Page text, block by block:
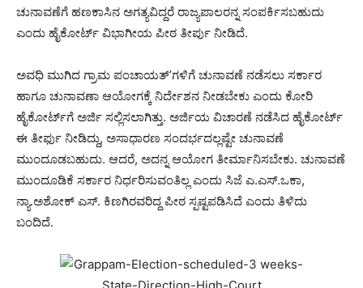
ಚುನಾವಣೆಗೆ ಹಣಕಾಸಿನ ಅಗತ್ಯವಿದ್ದರೆ ರಾಜ್ಯಪಾಲರನ್ನ ಸಂಪರ್ಕಿಸಬಹುದು
ಎಂದು ಹೈಕೋರ್ಟ್ ವಿಭಾಗೀಯ ಪೀಠ ತೀರ್ಪು ನೀಡಿದೆ.
ಅವಧಿ ಮುಗಿದ ಗ್ರಾಮ ಪಂಚಾಯತ್ʼಗಳಿಗೆ ಚುನಾವಣೆ ನಡೆಸಲು ಸರ್ಕಾರ
ಹಾಗೂ ಚುನಾವಣಾ ಆಯೋಗಕ್ಕೆ ನಿರ್ದೇಶನ ನೀಡಬೇಕು ಎಂದು ಕೋರಿ
ಹೈಕೋರ್ಟ್‌ಗೆ ಅರ್ಜಿ ಸಲ್ಲಿಸಲಾಗಿತ್ತು. ಅರ್ಜಿಯ ವಿಚಾರಣೆ ನಡೆಸಿದ ಹೈಕೋರ್ಟ್‌
ಈ ತೀರ್ಫು ನೀಡಿದ್ದು, ಅಸಾಧಾರಣ ಸಂದರ್ಭದಲ್ಲಷ್ಟೇ ಚುನಾವಣೆ
ಮುಂದೂಡಬಹುದು. ಆದರೆ, ಅದನ್ನ ಆಯೋಗ ತೀರ್ಮಾನಿಸಬೇಕು. ಚುನಾವಣೆ
ಮುಂದೂಡಿಕೆ ಸರ್ಕಾರ ನಿರ್ಧರಿಸುವಂತಿಲ್ಲ ಎಂದು ಸಿಜೆ ಎ.ಎಸ್.ಒಕಾ,
ನ್ಯಾ.ಅಶೋಕ್ ಎಸ್. ಕಿಣಗಿರವರಿದ್ದ ಪೀಠ ಸ್ಪಷ್ಟಪಡಿಸಿದೆ ಎಂದು ತಿಳಿದು
ಬಂದಿದೆ.